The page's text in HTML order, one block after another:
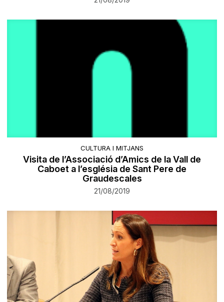
CULTURA I MITJANS
Visita de l’Associació d’Amics de la Vall de
Caboet a l’església de Sant Pere de
Graudescales
21/08/2019